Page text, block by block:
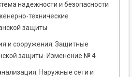
надежности и безопасности
технические
защиты
и сооружения. Защитные
защиты. Изменение № 4
Наружные сети и